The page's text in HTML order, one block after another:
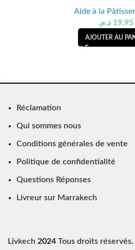
Aide à la
19,95 د.م.
AJOUTER AU
Réclamation
Qui sommes nous
Conditions générales de vente
Politique de confidentialité
Questions Réponses
Livreur sur Marrakech
Livkech 2024Tous droits réservés.